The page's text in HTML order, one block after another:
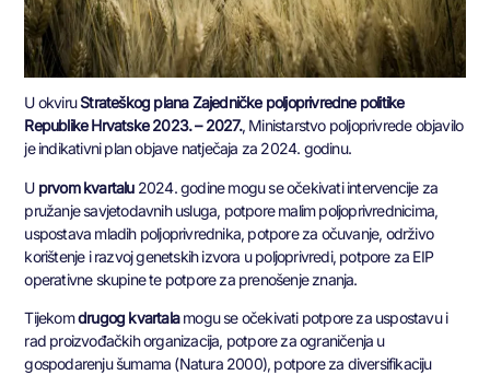
U okviruStrateškog plana Zajedničke poljoprivredne politike
Republike Hrvatske 2023. – 2027., Ministarstvo poljoprivrede objavilo
je indikativni plan objave natječaja za 2024. godinu.
U prvom kvartalu2024. godine mogu se očekivati intervencije za
pružanje savjetodavnih usluga, potpore malim poljoprivrednicima,
uspostava mladih poljoprivrednika, potpore za očuvanje, održivo
korištenje i razvoj genetskih izvora u poljoprivredi, potpore za EIP
operativne skupine te potpore za prenošenje znanja.
Tijekomdrugog kvartalamogu se očekivati potpore za uspostavu i
rad proizvođačkih organizacija, potpore za ograničenja u
gospodarenju šumama (Natura 2000), potpore za diversifikaciju